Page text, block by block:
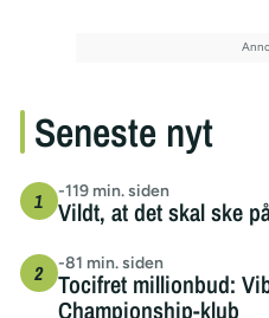
Seneste nyt
-119 min. siden
Vildt, at det skal ske
-81 min. siden
Tocifret millionbud:
Championship-klub